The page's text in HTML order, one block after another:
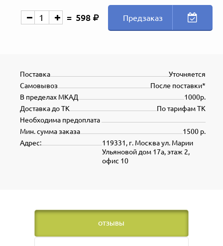
598 Предзаказ
Уточняется
Поставка
После поставки*
Самовывоз
1000р.
В пределах МКАД
По тарифам ТК
Доставка до ТК
Необходима предоплата
1500 р.
Мин. сумма заказа
119331, г. Москва ул. Марии
Ульяновой дом 17а, этаж 2,
офис 10
Адрес:
ОТЗЫВЫ